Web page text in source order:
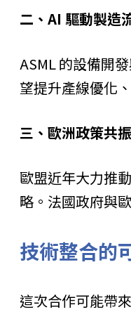
二、AI 驅動製造
ASML 的設備開
望提升產線優化
三、歐洲政策共
歐盟近年大力推
略。法國政府與
技術整合的
這次合作可能帶